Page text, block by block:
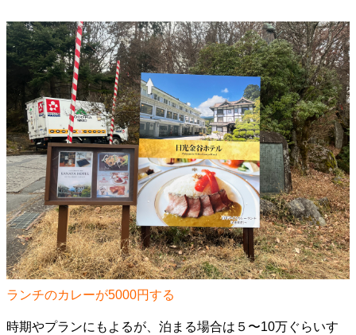
ランチのカレーが5000円する
時期やプランにもよるが、泊まる場合は５〜10万ぐらいす